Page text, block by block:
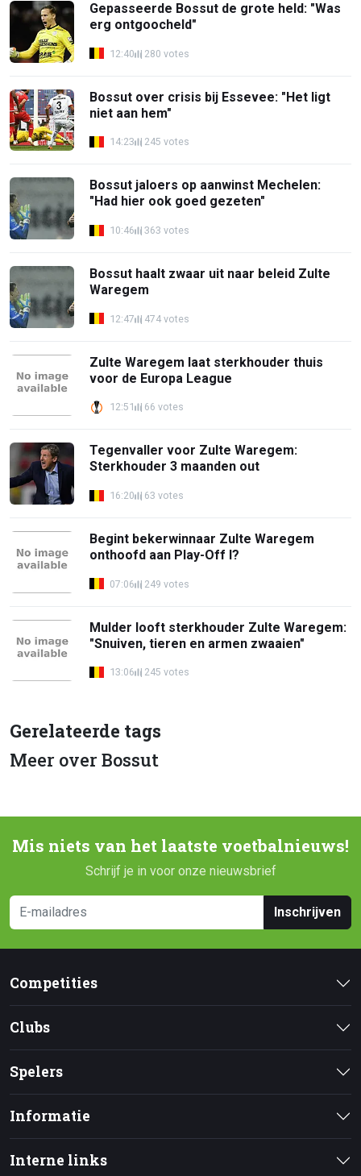
Gepasseerde Bossut de grote held: "Was
erg ontgoocheld"
12:40 280 votes
Bossut over crisis bij Essevee: "Het ligt
niet aan hem"
14:23 245 votes
Bossut jaloers op aanwinst Mechelen:
"Had hier ook goed gezeten"
10:46 363 votes
Bossut haalt zwaar uit naar beleid Zulte
Waregem
12:47 474 votes
Zulte Waregem laat sterkhouder thuis
voor de Europa League
12:51 66 votes
Tegenvaller voor Zulte Waregem:
Sterkhouder 3 maanden out
16:20 63 votes
Begint bekerwinnaar Zulte Waregem
onthoofd aan Play-Off I?
07:06 249 votes
Mulder looft sterkhouder Zulte Waregem:
"Snuiven, tieren en armen zwaaien"
13:06 245 votes
Gerelateerde tags
Meer over Bossut
Mis niets van het laatste voetbalnieuws!
Schrijf je in voor onze nieuwsbrief
Inschrijven
Competities
Clubs
Spelers
Informatie
Interne links